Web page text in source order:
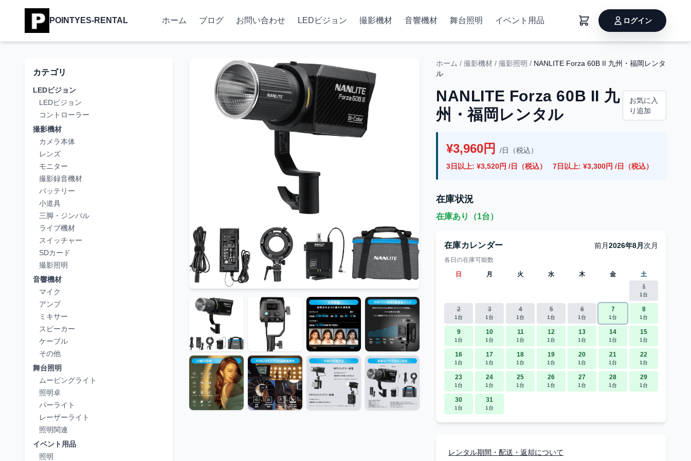
POINTYES-RENTAL ホーム ブログ お問い合わせ LEDビジョン 撮影機材 音響機材 舞台照明 イベント用品 ログイン
カテゴリ
LEDビジョン
LEDビジョン
コントローラー
撮影機材
カメラ本体
レンズ
モニター
撮影録音機材
バッテリー
小道具
三脚・ジンバル
ライブ機材
スイッチャー
SDカード
撮影照明
音響機材
マイク
アンプ
ミキサー
スピーカー
ケーブル
その他
舞台照明
ムービングライト
照明卓
パーライト
レーザーライト
照明関連
イベント用品
照明
ホーム / 撮影機材 / 撮影照明 / NANLITE Forza 60B II 九州・福岡レンタ
ル
NANLITE Forza 60B II 九
州・福岡レンタル
お気に入
り追加
¥3,960円
/日（税込）
3日以上: ¥3,520円 /日（税込）
7日以上: ¥3,300円 /日（税込）
在庫状況
在庫あり（1台）
在庫カレンダー 前月2026年8月 次月
各日の在庫可能数
日
月 火 水 木 金
土
1
1台
2
1台
3
1台
4
1台
5
1台
6
1台
7
1台
8
1台
9
1台
10
1台
11
1台
12
1台
13
1台
14
1台
15
1台
16
1台
17
1台
18
1台
19
1台
20
1台
21
1台
22
1台
23
1台
24
1台
25
1台
26
1台
27
1台
28
1台
29
1台
30
1台
31
1台
レンタル期間・配送・返却について